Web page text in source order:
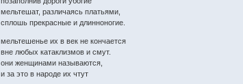
мельтешат, различаясь платьями,
сплошь прекрасные и длинноногие.
мельтешенье их в век не кончается
вне любых катаклизмов и смут.
они женщинами называются,
и за это в народе их чтут